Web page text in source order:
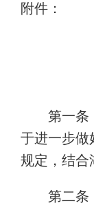
附件：
第一条
于进一步做
规定，结
第二条